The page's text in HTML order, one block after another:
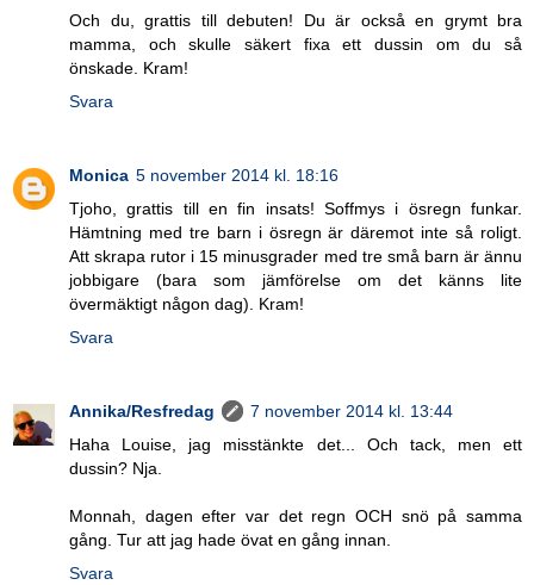
Och du, grattis till debuten! Du är också en grymt bra
mamma, och skulle säkert fixa ett dussin om du så
önskade. Kram!
Svara
Monica 5 november 2014 kl. 18:16
Tjoho, grattis till en fin insats! Soffmys i ösregn funkar.
Hämtning med tre barn i ösregn är däremot inte så roligt.
Att skrapa rutor i 15 minusgrader med tre små barn är ännu
jobbigare (bara som jämförelse om det känns lite
övermäktigt någon dag). Kram!
Svara
Annika/Resfredag
7 november 2014 kl. 13:44
Haha Louise, jag misstänkte det... Och tack, men ett
dussin? Nja.
Monnah, dagen efter var det regn OCH snö på samma
gång. Tur att jag hade övat en gång innan.
Svara